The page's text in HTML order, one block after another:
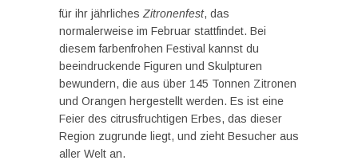
für ihr jährliches Zitronenfest, das
normalerweise im Februar stattfindet. Bei
diesem farbenfrohen Festival kannst du
beeindruckende Figuren und Skulpturen
bewundern, die aus über 145 Tonnen Zitronen
und Orangen hergestellt werden. Es ist eine
Feier des citrusfruchtigen Erbes, das dieser
Region zugrunde liegt, und zieht Besucher aus
aller Welt an.